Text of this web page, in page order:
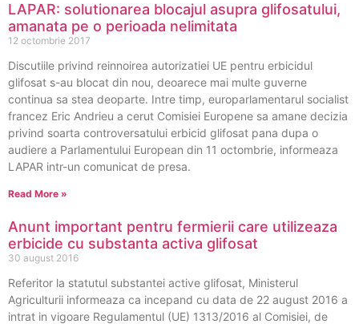
LAPAR: solutionarea blocajul asupra glifosatului,
amanata pe o perioada nelimitata
12 octombrie 2017
Discutiile privind reinnoirea autorizatiei UE pentru erbicidul
glifosat s-au blocat din nou, deoarece mai multe guverne
continua sa stea deoparte. Intre timp, europarlamentarul socialist
francez Eric Andrieu a cerut Comisiei Europene sa amane decizia
privind soarta controversatului erbicid glifosat pana dupa o
audiere a Parlamentului European din 11 octombrie, informeaza
LAPAR intr-un comunicat de presa.
Read More »
Anunt important pentru fermierii care utilizeaza
erbicide cu substanta activa glifosat
30 august 2016
Referitor la statutul substantei active glifosat, Ministerul
Agriculturii informeaza ca incepand cu data de 22 august 2016 a
intrat in vigoare Regulamentul (UE) 1313/2016 al Comisiei, de